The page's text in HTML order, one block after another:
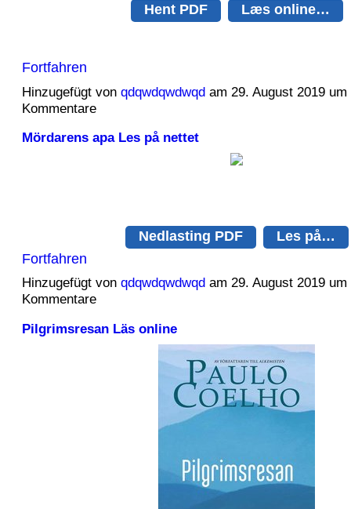
Hent PDF Læs online…
Fortfahren
Hinzugefügt von qdqwdqwdwqdam 29. August 2019
Kommentare
Mördarens apa Les på nettet
Nedlasting PDF
Les på…
Fortfahren
Hinzugefügt von qdqwdqwdwqdam 29. August 2019
Kommentare
Pilgrimsresan Läs online